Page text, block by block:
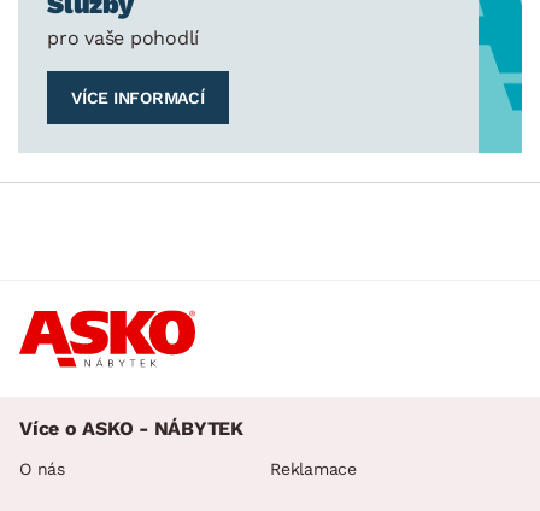
pro vaše pohodlí
VÍCE INFORMACÍ
Více o ASKO - NÁBYTEK
O nás Reklamace